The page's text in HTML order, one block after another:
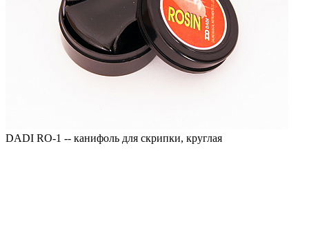
DADI RO-1 -- канифоль для скрипки, круглая